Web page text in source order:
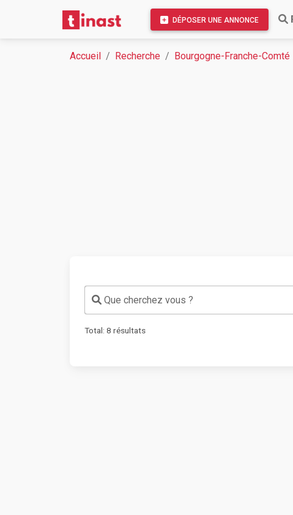
DÉPOSER UNE ANNONCE
Accueil Recherche Bourgogne-Franche-Comté
Que cherchez vous ?
Total: 8 résultats